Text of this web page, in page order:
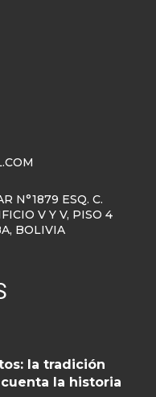
N°1879 ESQ. C.
V Y V, PISO 4
BOLIVIA
la tradición
la historia